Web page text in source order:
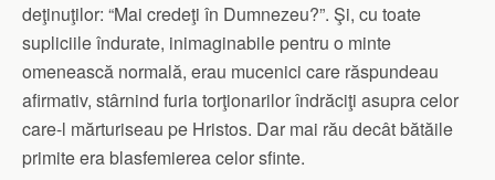
deţinuţilor: “Mai credeţi în Dumnezeu?”. Şi, cu toate
supliciile îndurate, inimaginabile pentru o minte
omenească normală, erau mucenici care răspundeau
afirmativ, stârnind furia torţionarilor îndrăciţi asupra celor
care-l mărturiseau pe Hristos. Dar mai rău decât bătăile
primite era blasfemierea celor sfinte.